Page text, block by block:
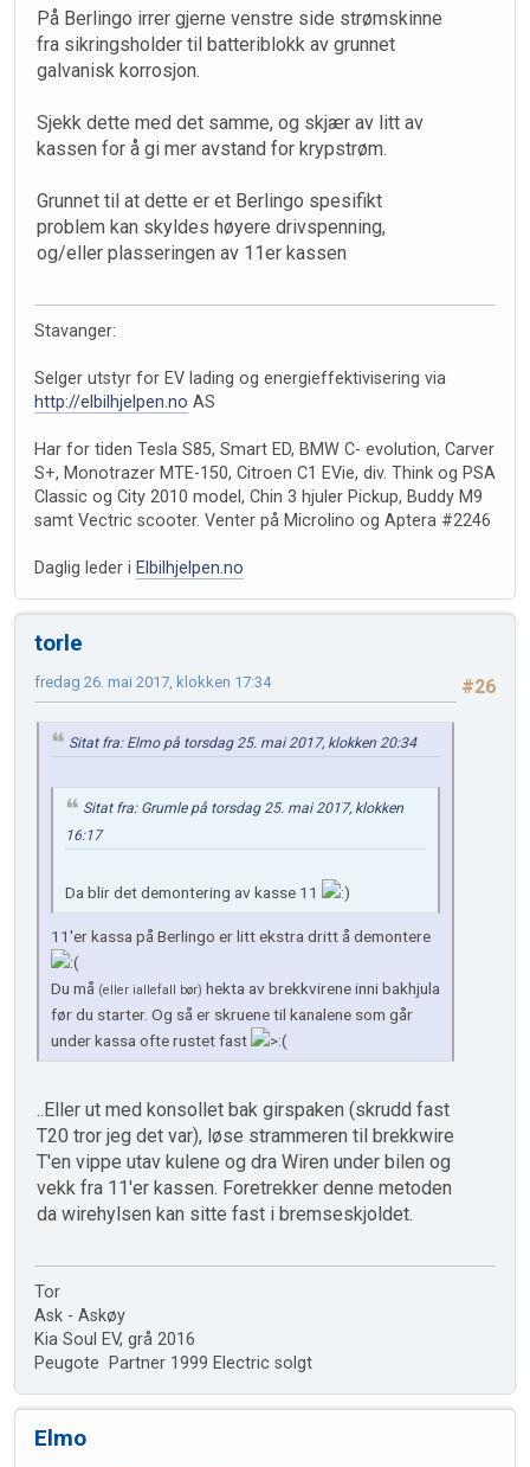
På Berlingo irrer gjerne venstre side strømskinne
fra sikringsholder til batteriblokk av grunnet
galvanisk korrosjon.
Sjekk dette med det samme, og skjær av litt av
kassen for å gi mer avstand for krypstrøm.
Grunnet til at dette er et Berlingo spesifikt
problem kan skyldes høyere drivspenning,
og/eller plasseringen av 11er kassen
Stavanger:
Selger utstyr for EV lading og energieffektivisering via
http://elbilhjelpen.no AS
Har for tiden Tesla S85, Smart ED, BMW C- evolution, Carver
S+, Monotrazer MTE-150, Citroen C1 EVie, div. Think og PSA
Classic og City 2010 model, Chin 3 hjuler Pickup, Buddy M9
samt Vectric scooter. Venter på Microlino og Aptera #2246
Daglig leder i Elbilhjelpen.no
torle
#26
fredag 26. mai 2017, klokken 17:34
Sitat fra: Elmo på torsdag 25. mai 2017, klokken 20:34
Sitat fra: Grumle på torsdag 25. mai 2017, klokken
16:17
Da blir det demontering av kasse 11
11'er kassa på Berlingo er litt ekstra dritt å demontere
Du må (eller iallefall bør) hekta av brekkvirene inni bakhjula
før du starter. Og så er skruene til kanalene som går
under kassa ofte rustet fast
..Eller ut med konsollet bak girspaken (skrudd fast
T20 tror jeg det var), løse strammeren til brekkwire
T'en vippe utav kulene og dra Wiren under bilen og
vekk fra 11'er kassen. Foretrekker denne metoden
da wirehylsen kan sitte fast i bremseskjoldet.
Tor
Ask - Askøy
Kia Soul EV, grå 2016
Peugote Partner 1999 Electric solgt
Elmo